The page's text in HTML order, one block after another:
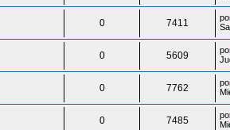
0 7411
0 5609
0 7762
0 7485